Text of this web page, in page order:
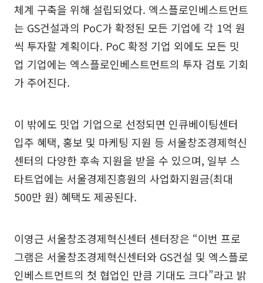
체계 구축을 위해 설립되었다. 엑스플로인베스트먼트
는 GS건설과의 PoC가 확정된 모든 기업에 각 1억 원
씩 투자할 계획이다. PoC 확정 기업 외에도 모든 밋
업 기업에는 엑스플로인베스트먼트의 투자 검토 기회
가 주어진다.
이 밖에도 밋업 기업으로 선정되면 인큐베이팅센터
입주 혜택, 홍보 및 마케팅 지원 등 서울창조경제혁신
센터의 다양한 후속 지원을 받을 수 있으며, 일부 스
타트업에는 서울경제진흥원의 사업화지원금(최대
500만 원) 혜택도 제공된다.
이영근 서울창조경제혁신센터 센터장은 “이번 프로
그램은 서울창조경제혁신센터와 GS건설 및 엑스플로
인베스트먼트의 첫 협업인 만큼 기대도 크다”라고 밝